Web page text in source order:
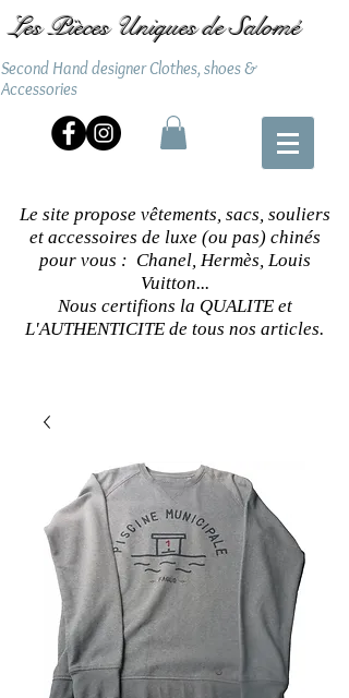
Les Pièces Uniques de Salomé
Second Hand designer Clothes, shoes &
Accessories
Le site propose vêtements, sacs, souliers
et accessoires de luxe (ou pas) chinés
pour vous : Chanel, Hermès, Louis
Vuitton...
Nous certifions la QUALITE et
L'AUTHENTICITE de tous nos articles.